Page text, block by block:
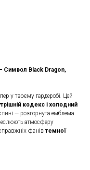
Символ Black Dragon,
у твоєму гардеробі. Цей
кодекс і холодний
— розгорнута емблема
атмосферу
фанів темної